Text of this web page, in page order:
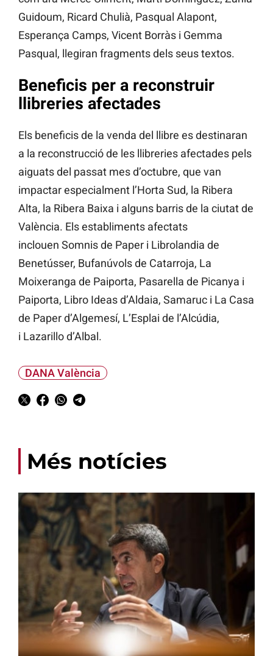
Guidoum, Ricard Chulià, Pasqual Alapont,
Esperança Camps, Vicent Borràs i Gemma
Pasqual, llegiran fragments dels seus textos.
Beneficis per a reconstruir
llibreries afectades
Els beneficis de la venda del llibre es destinaran
a la reconstrucció de les llibreries afectades pels
aiguats del passat mes d’octubre, que van
impactar especialment l’Horta Sud, la Ribera
Alta, la Ribera Baixa i alguns barris de la ciutat de
València. Els establiments afectats
inclouen Somnis de Paper i Librolandia de
Benetússer, Bufanúvols de Catarroja, La
Moixeranga de Paiporta, Pasarella de Picanya i
Paiporta, Libro Ideas d’Aldaia, Samaruc i La Casa
de Paper d’Algemesí, L’Esplai de l’Alcúdia,
i Lazarillo d’Albal.
DANA València
Més notícies